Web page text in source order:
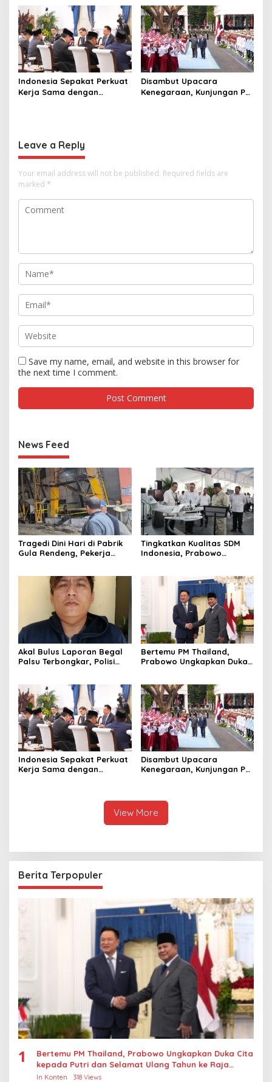
Perusahaan untuk Crypto
Selamat Ulang Tahun ke
Raja Thailand
Indonesia Sepakat Perkuat
Kerja Sama dengan
Disambut Upacara
Kenegaraan, Kunjungan PM
Leave a Reply
Your email address will not be published. Required fields are
marked *
Save my name, email, and website in this browser for
the next time I comment.
News Feed
Tragedi Dini Hari di Pabrik
Gula Rendeng, Pekerja
Tingkatkan Kualitas SDM
Indonesia, Prabowo
Terbaik Dunia
Akal Bulus Laporan Begal
Palsu Terbongkar, Polisi
Bertemu PM Thailand,
Prabowo Ungkapkan Duka
Raja Thailand
Indonesia Sepakat Perkuat
Kerja Sama dengan
Disambut Upacara
Kenegaraan, Kunjungan PM
Thailand
View More
Berita Terpopuler
1
Bertemu PM Thailand, Prabowo Ungkapkan Duka Cita
kepada Putri dan Selamat Ulang Tahun ke Raja
Thailand
In Konten 318 Views